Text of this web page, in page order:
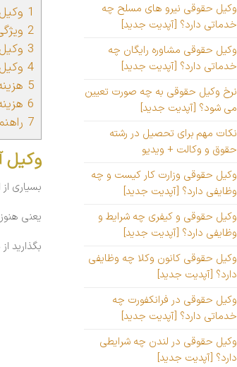
وکیل حقوقی نیرو های مسلح چه
خدماتی دارد؟ [آپدیت جدید]
وکیل حقوقی مشاوره رایگان چه
خدماتی دارد؟ [آپدیت جدید]
نرخ وکیل حقوقی به چه صورت تعیین
می شود؟ [آپدیت جدید]
نکات مهم برای تحصیل در رشته
حقوق و وکالت + ویدیو
وکیل حقوقی وزارت کار کیست و چه
وظایفی دارد؟ [آپدیت جدید]
وکیل حقوقی و کیفری چه شرایط و
وظایفی دارد؟ [آپدیت جدید]
وکیل حقوقی کانون وکلا چه وظایفی
دارد؟ [آپدیت جدید]
وکیل حقوقی در فرانکفورت چه
خدماتی دارد؟ [آپدیت جدید]
وکیل حقوقی در لندن چه شرایطی
دارد؟ [آپدیت جدید]
1
2
3 وکیل
4
5
6
7
وکیل
بسیاری
یعنی
بگذارید